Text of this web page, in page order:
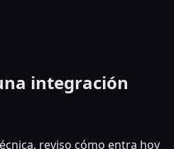
integración
reviso cómo entra hoy